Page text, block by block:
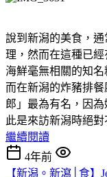
說到新潟的美食，
理，然而在這種已
海鮮毫無相關的知名
而在新潟的炸豬排
郎」最為有名，因
此是來訪新潟時絕對
繼續閱讀
4年前
【新潟。新瀉│食】